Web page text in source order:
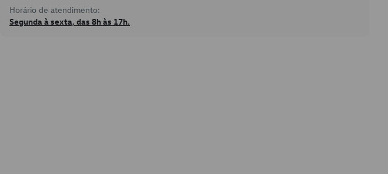
Horário de atendimento:
Segunda à sexta, das 8h às 17h.